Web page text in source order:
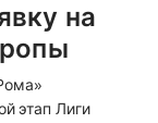
на
этап Лиги